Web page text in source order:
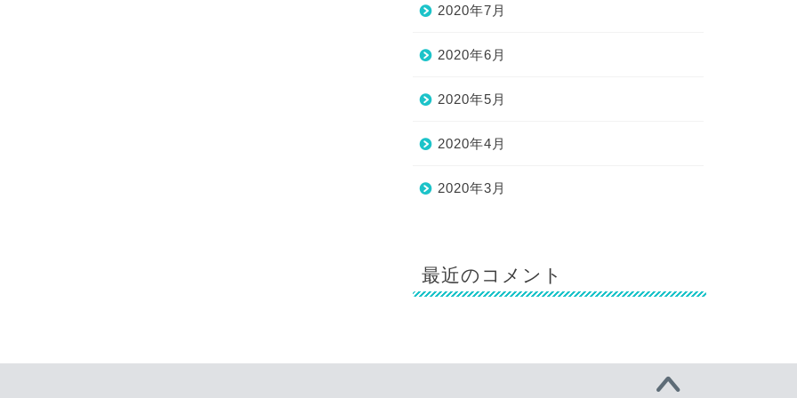
2020年7月
2020年6月
2020年5月
2020年4月
2020年3月
最近のコメント